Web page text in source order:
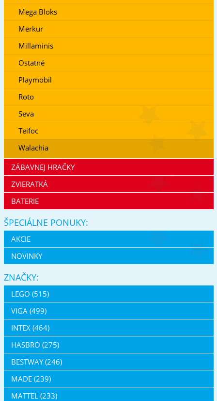
Mega Bloks
Merkur
Millaminis
Ostatné
Playmobil
Roto
Seva
Teifoc
Walachia
ZÁBAVNEJ HRAČKY
ZVIERATKÁ
BATERIE
ŠPECIÁLNE PONUKY:
AKCIE
NOVINKY
ZNAČKY:
LEGO (515)
VIGA (499)
INTEX (464)
HASBRO (275)
BESTWAY (246)
MADE (239)
MATTEL (233)